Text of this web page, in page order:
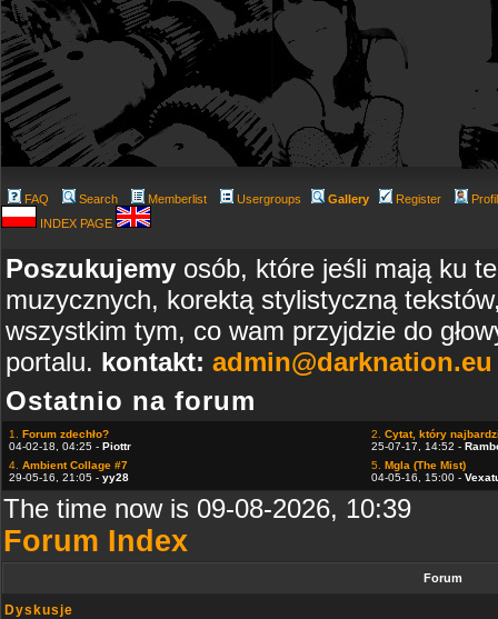
FAQ Search Memberlist Usergroups Gallery Register
INDEX PAGE
Poszukujemy osób, które jeśli mają ku
muzycznych, korektą stylistyczną
wszystkim tym, co wam przyjdzie do
portalu. kontakt: admin@darknation.eu
Ostatnio na forum
1. Forum zdechło?
04-02-18, 04:25 - Piottr
2. Cytat, który
25-07-17, 14:52 -
4. Ambient Collage #7
29-05-16, 21:05 - yy28
5. Mgla (The Mist)
04-05-16, 15:00 -
The time now is 09-08-2026, 10:39
Forum Index
Forum
Dyskusje